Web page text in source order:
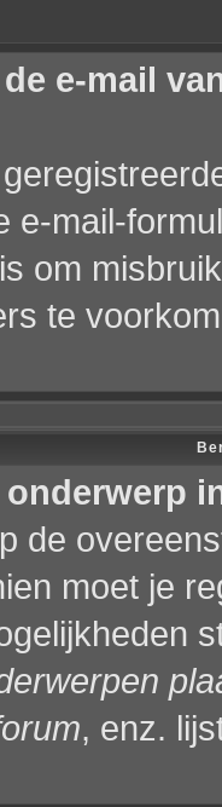
e-mail
e-mail-
om
te
de
moet je
, enz.